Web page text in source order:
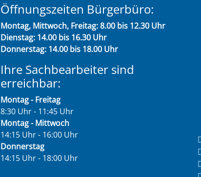
Öffnungszeiten Bürgerbüro:
Montag, Mittwoch, Freitag: 8.00 bis 12.30 Uhr
Dienstag: 14.00 bis 16.30 Uhr
Donnerstag: 14.00 bis 18.00 Uhr
Ihre Sachbearbeiter sind
erreichbar:
Montag - Freitag
8:30 Uhr - 11:45 Uhr
Montag - Mittwoch
14:15 Uhr - 16:00 Uhr
Donnerstag
14:15 Uhr - 18:00 Uhr